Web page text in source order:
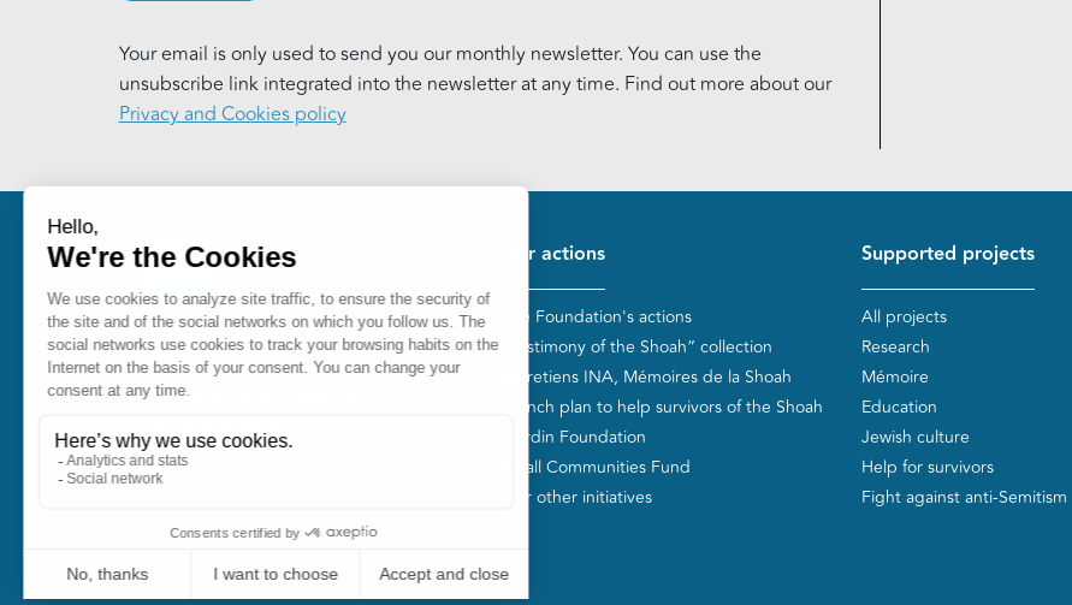
Your email is only used to send you our monthly newsletter. You can use the
unsubscribe link integrated into the newsletter at any time. Find out more about our
Privacy and Cookies policy
Fondation pour la Mémoire de la
Shoah
10, avenue Percier - 75008 Paris
Our actions
The Foundation's actions
“Testimony of the Shoah” collection
Entretiens INA, Mémoires de la Shoah
French plan to help survivors of the Shoah
Gordin Foundation
Small Communities Fund
Our other initiatives
Supported projects
All projects
Research
Mémoire
Education
Jewish culture
Help for survivors
Fight against anti-Semitism